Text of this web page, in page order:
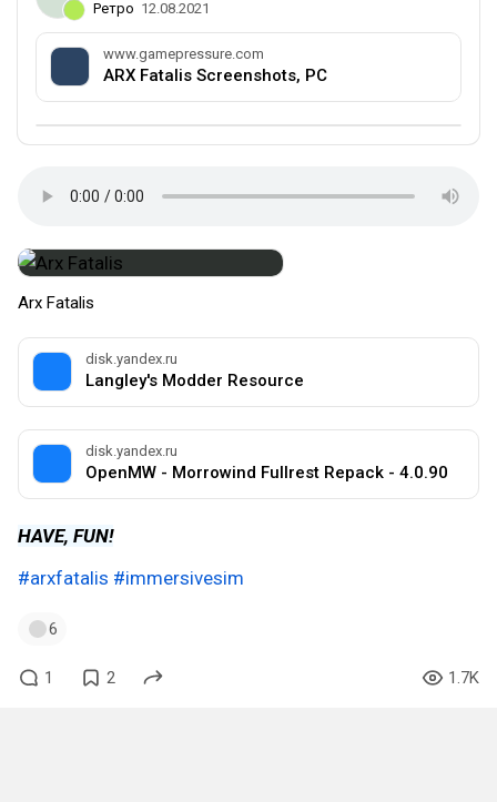
Ретро 12.08.2021
www.gamepressure.com
ARX Fatalis Screenshots, PC
Arx Fatalis
disk.yandex.ru
Langley's Modder Resource
disk.yandex.ru
OpenMW - Morrowind Fullrest Repack - 4.0.90
HAVE, FUN!
#arxfatalis #immersivesim
6
1 2 1.7K